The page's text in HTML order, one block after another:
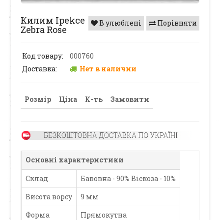
Порівняти
В улюблені
Килим Ipekce
Zebra Rose
Код товару:
000760
Доставка:
Нет в наличии
Розмір Ціна К-ть Замовити
Основні характеристики
Склад
Бавовна - 90% Віскоза - 10%
Висота ворсу
9 мм
Форма
Прямокутна